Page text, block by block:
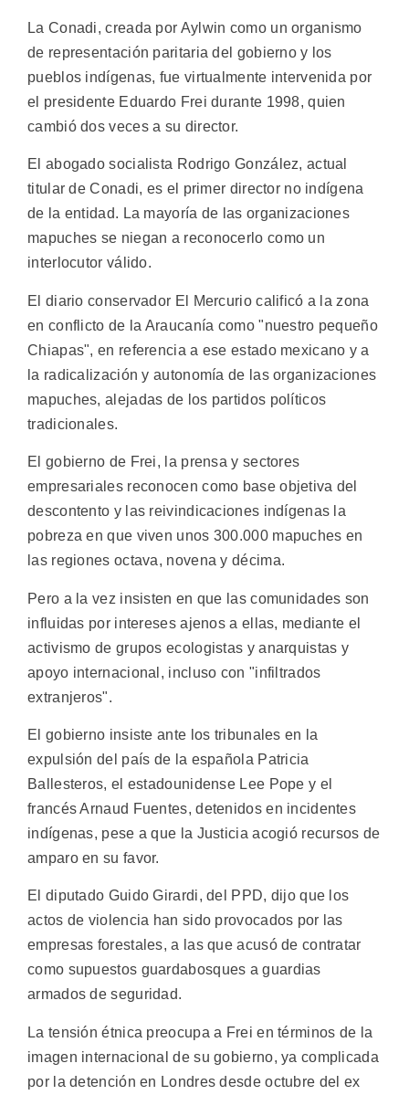
La Conadi, creada por Aylwin como un organismo
de representación paritaria del gobierno y los
pueblos indígenas, fue virtualmente intervenida por
el presidente Eduardo Frei durante 1998, quien
cambió dos veces a su director.
El abogado socialista Rodrigo González, actual
titular de Conadi, es el primer director no indígena
de la entidad. La mayoría de las organizaciones
mapuches se niegan a reconocerlo como un
interlocutor válido.
El diario conservador El Mercurio calificó a la zona
en conflicto de la Araucanía como "nuestro pequeño
Chiapas", en referencia a ese estado mexicano y a
la radicalización y autonomía de las organizaciones
mapuches, alejadas de los partidos políticos
tradicionales.
El gobierno de Frei, la prensa y sectores
empresariales reconocen como base objetiva del
descontento y las reivindicaciones indígenas la
pobreza en que viven unos 300.000 mapuches en
las regiones octava, novena y décima.
Pero a la vez insisten en que las comunidades son
influidas por intereses ajenos a ellas, mediante el
activismo de grupos ecologistas y anarquistas y
apoyo internacional, incluso con "infiltrados
extranjeros".
El gobierno insiste ante los tribunales en la
expulsión del país de la española Patricia
Ballesteros, el estadounidense Lee Pope y el
francés Arnaud Fuentes, detenidos en incidentes
indígenas, pese a que la Justicia acogió recursos de
amparo en su favor.
El diputado Guido Girardi, del PPD, dijo que los
actos de violencia han sido provocados por las
empresas forestales, a las que acusó de contratar
como supuestos guardabosques a guardias
armados de seguridad.
La tensión étnica preocupa a Frei en términos de la
imagen internacional de su gobierno, ya complicada
por la detención en Londres desde octubre del ex